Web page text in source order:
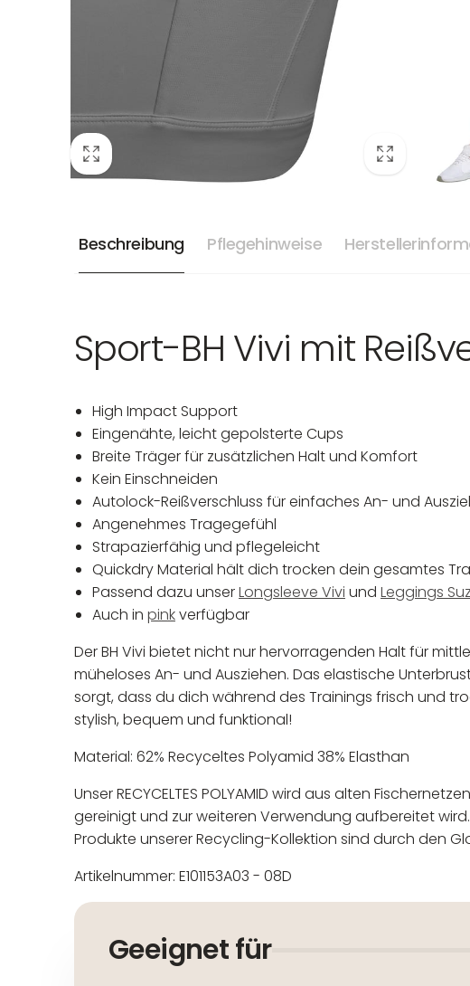
Beschreibung Pflegehinweise
Sport-BH Vivi mit
High Impact Support
Eingenähte, leicht gepolsterte Cups
Breite Träger für zusätzlichen Halt und Komfort
Kein Einschneiden
Autolock-Reißverschluss für einfaches An- und
Angenehmes Tragegefühl
Strapazierfähig und pflegeleicht
Quickdry Material hält dich trocken dein gesamtes
Passend dazu unserLongsleeve Vivi und Leggings
Auch in pinkverfügbar
Der BH Vivi bietet nicht nur hervorragenden Halt für
müheloses An- und Ausziehen. Das elastische
sorgt, dass du dich während des Trainings frisch und
stylish, bequem und funktional!
Material: 62% Recyceltes Polyamid 38% Elasthan
Unser RECYCELTES POLYAMID wird aus alten
gereinigt und zur weiteren Verwendung aufbereitet
Produkte unserer Recycling-Kollektion sind durch den
Artikelnummer: E101153A03 - 08D
Maschinenwäsche bis 30°C
Nicht bügeln
In der EU niedergelassener
Geeignet für